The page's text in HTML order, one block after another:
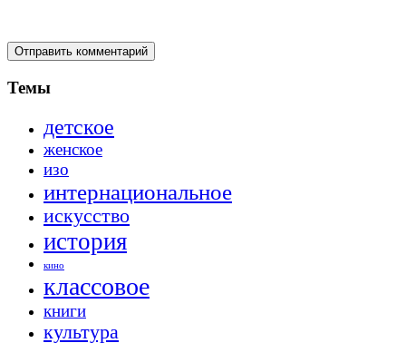
Темы
детское
женское
изо
интернациональное
искусство
история
кино
классовое
книги
культура